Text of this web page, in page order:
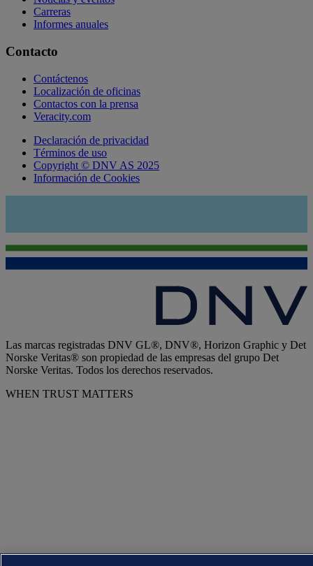
Carreras
Informes anuales
Contacto
Contáctenos
Localización de oficinas
Contactos con la prensa
Veracity.com
Declaración de privacidad
Términos de uso
Copyright © DNV AS 2025
Información de Cookies
Las marcas registradas DNV GL®, DNV®, Horizon Graphic y Det
Norske Veritas® son propiedad de las empresas del grupo Det
Norske Veritas. Todos los derechos reservados.
WHEN TRUST MATTERS